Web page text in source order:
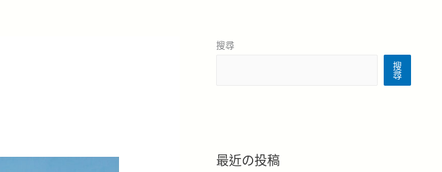
搜尋
搜
尋
最近の投稿